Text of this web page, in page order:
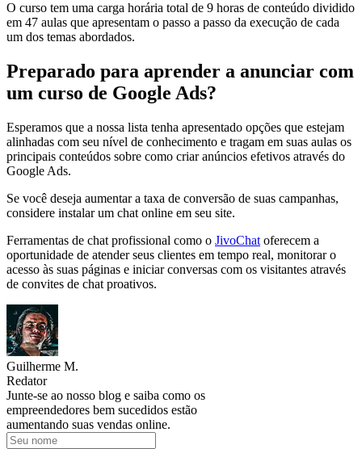
O curso tem uma carga horária total de 9 horas de conteúdo dividido
em 47 aulas que apresentam o passo a passo da execução de cada
um dos temas abordados.
Preparado para aprender a anunciar com
um curso de Google Ads?
Esperamos que a nossa lista tenha apresentado opções que estejam
alinhadas com seu nível de conhecimento e tragam em suas aulas os
principais conteúdos sobre como criar anúncios efetivos através do
Google Ads.
Se você deseja aumentar a taxa de conversão de suas campanhas,
considere instalar um chat online em seu site.
Ferramentas de chat profissional como o JivoChat oferecem a
oportunidade de atender seus clientes em tempo real, monitorar o
acesso às suas páginas e iniciar conversas com os visitantes através
de convites de chat proativos.
Guilherme M.
Redator
Junte-se ao nosso blog e saiba como os
empreendedores bem sucedidos estão
aumentando suas vendas online.